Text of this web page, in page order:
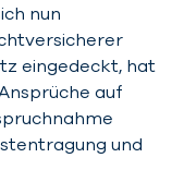
nun
eingedeckt, hat
auf
und